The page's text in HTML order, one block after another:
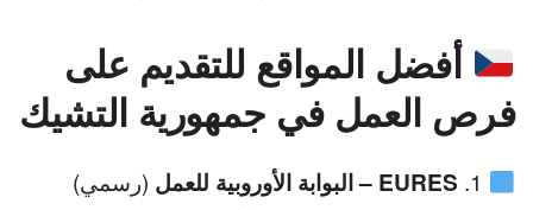
أفضل المواقع للتقديم على
فرص العمل في جمهورية التشيك
EURES – البوابة الأوروبية للعمل (رسمي)